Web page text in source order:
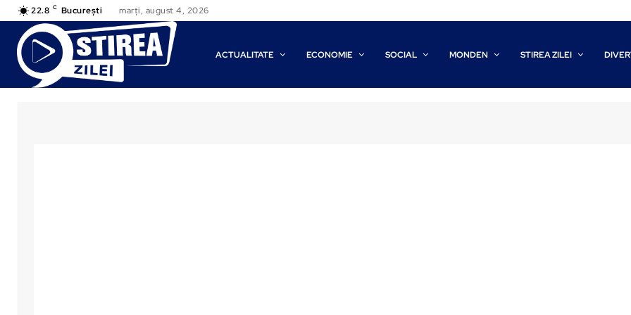
22.8 C București marți, august 4, 2026
ACTUALITATE ECONOMIE SOCIAL MONDEN STIREA ZILEI